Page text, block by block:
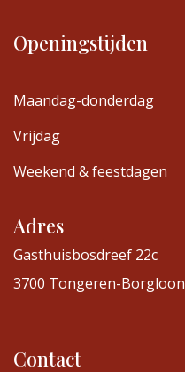
Openingstijden
Maandag-donderdag
Vrijdag
Weekend & feestdagen
Adres
Gasthuisbosdreef 22c
3700 Tongeren-Borgloon
Contact